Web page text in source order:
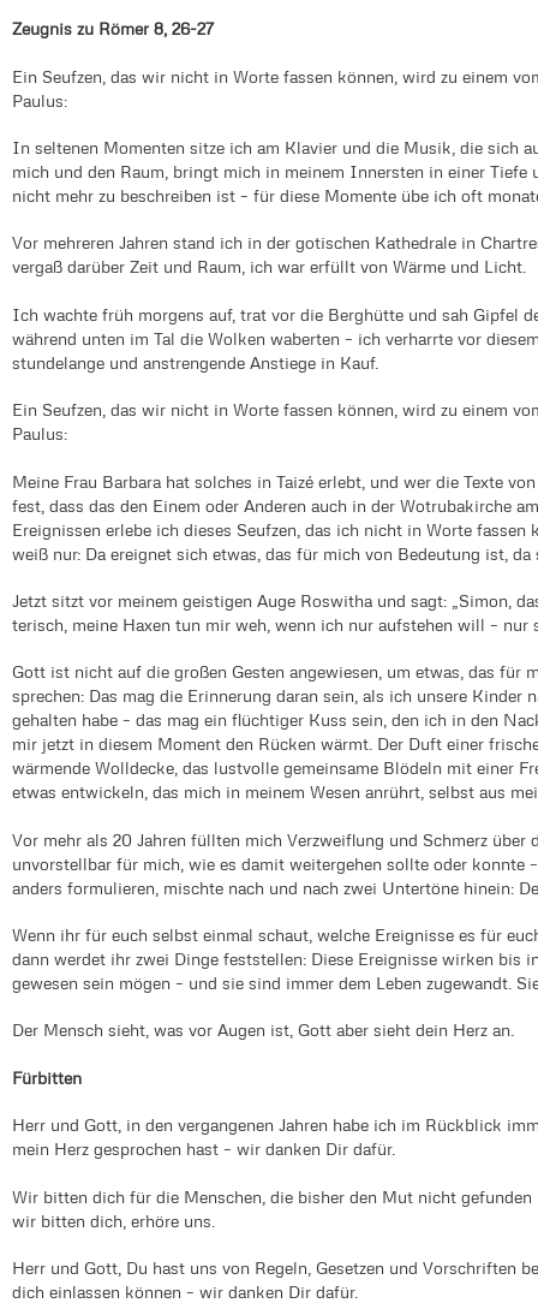
Zeugnis zu Römer 8, 26-27
Ein Seufzen, das wir nicht in Worte fassen können, wird zu einem
Paulus:
In seltenen Momenten sitze ich am Klavier und die Musik, die sich
mich und den Raum, bringt mich in meinem Innersten in einer Tiefe
nicht mehr zu beschreiben ist – für diese Momente übe ich oft
Vor mehreren Jahren stand ich in der gotischen Kathedrale in
vergaß darüber Zeit und Raum, ich war erfüllt von Wärme und Licht.
Ich wachte früh morgens auf, trat vor die Berghütte und sah Gipfel
während unten im Tal die Wolken waberten – ich verharrte vor
stundelange und anstrengende Anstiege in Kauf.
Ein Seufzen, das wir nicht in Worte fassen können, wird zu einem
Paulus:
Meine Frau Barbara hat solches in Taizé erlebt, und wer die Texte
fest, dass das den Einem oder Anderen auch in der Wotrubakirche
Ereignissen erlebe ich dieses Seufzen, das ich nicht in Worte fassen
weiß nur: Da ereignet sich etwas, das für mich von Bedeutung ist,
Jetzt sitzt vor meinem geistigen Auge Roswitha und sagt: „Simon,
terisch, meine Haxen tun mir weh, wenn ich nur aufstehen will – nur
Gott ist nicht auf die großen Gesten angewiesen, um etwas, das für
sprechen: Das mag die Erinnerung daran sein, als ich unsere Kinder
gehalten habe – das mag ein flüchtiger Kuss sein, den ich in den
mir jetzt in diesem Moment den Rücken wärmt. Der Duft einer
wärmende Wolldecke, das lustvolle gemeinsame Blödeln mit einer
etwas entwickeln, das mich in meinem Wesen anrührt, selbst aus
Vor mehr als 20 Jahren füllten mich Verzweiflung und Schmerz über
unvorstellbar für mich, wie es damit weitergehen sollte oder konnte
anders formulieren, mischte nach und nach zwei Untertöne hinein:
Wenn ihr für euch selbst einmal schaut, welche Ereignisse es für
dann werdet ihr zwei Dinge feststellen: Diese Ereignisse wirken bis
gewesen sein mögen – und sie sind immer dem Leben zugewandt.
Der Mensch sieht, was vor Augen ist, Gott aber sieht dein Herz an.
Fürbitten
Herr und Gott, in den vergangenen Jahren habe ich im Rückblick
mein Herz gesprochen hast – wir danken Dir dafür.
Wir bitten dich für die Menschen, die bisher den Mut nicht gefunden
wir bitten dich, erhöre uns.
Herr und Gott, Du hast uns von Regeln, Gesetzen und Vorschriften
dich einlassen können – wir danken Dir dafür.